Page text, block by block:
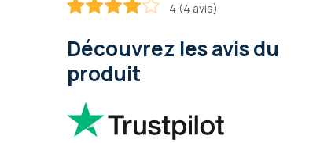
4 (4 avis)
Découvrez les avis du
produit